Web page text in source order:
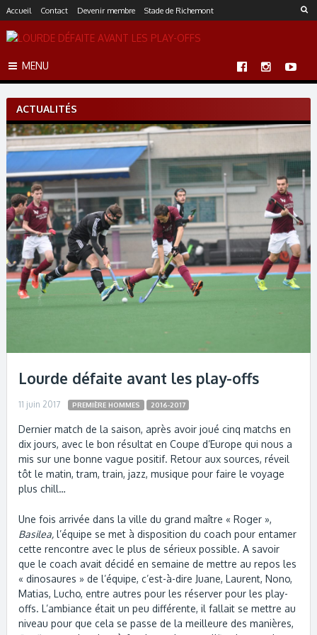
k
o
Accueil Contact Devenir membre Stade de Richemont
MENU
ACTUALITÉS
Lourde défaite avant les play-offs
11 juin 2017 PREMIÈRE HOMMES 2016-2017
Dernier match de la saison, après avoir joué cinq matchs en
dix jours, avec le bon résultat en Coupe d’Europe qui nous a
mis sur une bonne vague positif. Retour aux sources, réveil
tôt le matin, tram, train, jazz, musique pour faire le voyage
plus chill…
Une fois arrivée dans la ville du grand maître « Roger »,
Basilea, l’équipe se met à disposition du coach pour entamer
cette rencontre avec le plus de sérieux possible. A savoir
que le coach avait décidé en semaine de mettre au repos les
« dinosaures » de l’équipe, c’est-à-dire Juane, Laurent, Nono,
Matias, Lucho, entre autres pour les réserver pour les play-
offs. L’ambiance était un peu différente, il fallait se mettre au
niveau pour que cela se passe de la meilleure des manières,